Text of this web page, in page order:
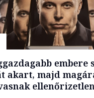
embere
akart, majd